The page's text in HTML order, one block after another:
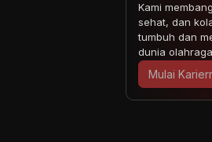
Kami
sehat, dan
tumbuh dan
dunia
Mulai